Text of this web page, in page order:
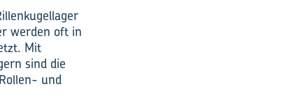
werden oft in
Mit
sind die
und